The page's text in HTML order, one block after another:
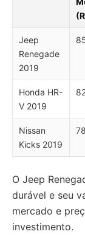
Jeep
Renegade
2019
Honda HR-
V 2019
Nissan
Kicks 2019
O Jeep
durável e seu
mercado e
investimento.